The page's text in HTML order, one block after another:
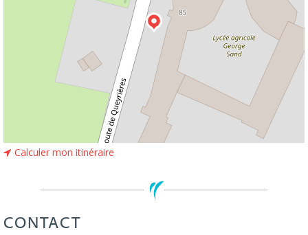
Calculer mon itinéraire
CONTACT